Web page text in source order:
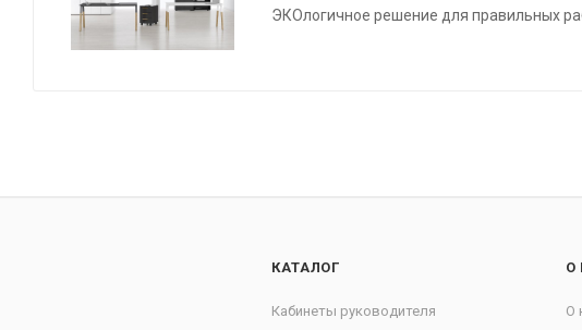
ЭКОлогичное решение для правильных
КАТАЛОГ
Кабинеты руководителя
О
О